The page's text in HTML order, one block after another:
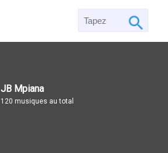
JB Mpiana
120 musiques au total